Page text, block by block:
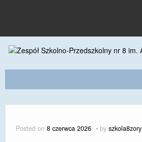
Posted on 8 czerwca 2026 by szkola8zory